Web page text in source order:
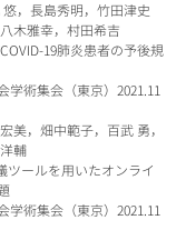
，長島秀明，竹田津史
木雅幸，村田希吉
19肺炎患者の予後規
学術集会（東京）2021.11
美，畑中範子，百武 勇，
輔
ツールを用いたオンライ
学術集会（東京）2021.11